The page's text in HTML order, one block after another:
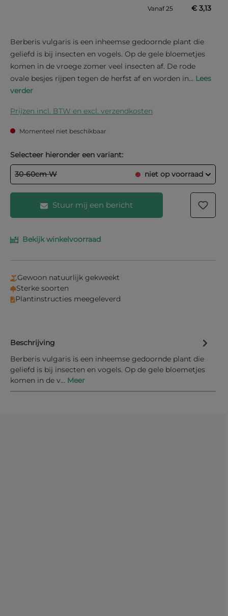
Vanaf25 € 3,13
Berberis vulgaris is een inheemse gedoornde plant die
geliefd is bij insecten en vogels. Op de gele bloemetjes
komen in de vroege zomer veel insecten af. De rode
ovale besjes rijpen tegen de herfst af en worden in... Lees
verder
Prijzen incl. BTW en excl. verzendkosten
Momenteel niet beschikbaar
Selecteer hieronder een variant:
30-60cm W niet op voorraad
Stuur mij een bericht
Vul je e-mailadres in het onderstaande veld in en
voorraad is.
Informeer mij bij nieuwe voorraad
Bekijk winkelvoorraad
Gewoon natuurlijk gekweekt
Sterke soorten
Plantinstructies meegeleverd
Beschrijving
Berberis vulgaris is een inheemse gedoornde plant die
geliefd is bij insecten en vogels. Op de gele bloemetjes
komen in de v… Meer